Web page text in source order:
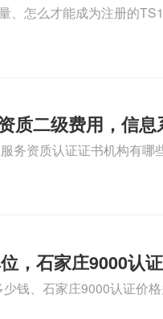
、怎么才能成为注册的
不了解具体情况、iso9000
质二级费用，信息
务资质认证证书机构有哪
服务资质哪家便宜、安全
，石家庄9000认
钱、石家庄9000认证价
认证价格贵吗、石家庄